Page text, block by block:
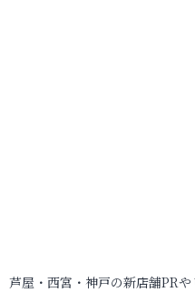
芦屋・西宮・神戸の新店舗PR